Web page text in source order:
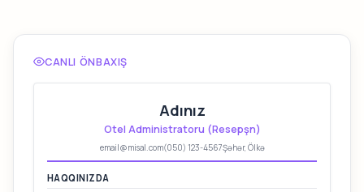
CANLI ÖNBAXIŞ
Adınız
Otel Administratoru (Resepşn)
email@misal.com(050) 123-4567Şəhər, Ölkə
HAQQINIZDA